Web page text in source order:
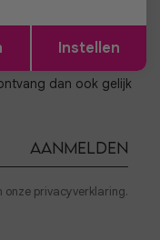
zijn?
dan ook gelijk
Aanmelden
onze privacyverklaring.
Opslaan
Instellen